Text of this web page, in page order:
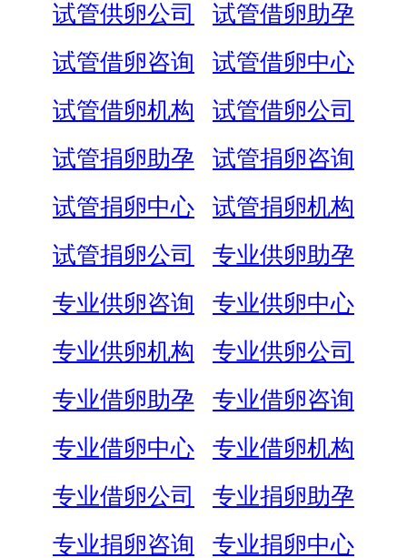
试管供卵公司
试管借卵助孕
试管借卵咨询
试管借卵中心
试管借卵机构
试管借卵公司
试管捐卵助孕
试管捐卵咨询
试管捐卵中心
试管捐卵机构
试管捐卵公司
专业供卵助孕
专业供卵咨询
专业供卵中心
专业供卵机构
专业供卵公司
专业借卵助孕
专业借卵咨询
专业借卵中心
专业借卵机构
专业借卵公司
专业捐卵助孕
专业捐卵咨询
专业捐卵中心